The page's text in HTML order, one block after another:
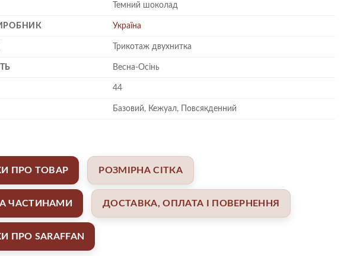
Темний шоколад
Україна
Трикотаж двухнитка
Весна-Осінь
44
Базовий, Кежуал, Повсякденний
ПРО ТОВАР РОЗМІРНА СІТКА
ЧАСТИНАМИ ДОСТАВКА, ОПЛАТА І ПОВЕРНЕННЯ
ПРО SARAFFAN